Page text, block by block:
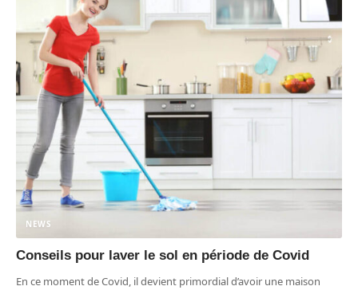
NEWS
Conseils pour laver le sol en période de Covid
En ce moment de Covid, il devient primordial d’avoir une maison